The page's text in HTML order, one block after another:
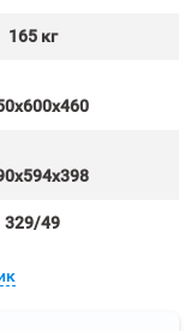
165 кг
329/49